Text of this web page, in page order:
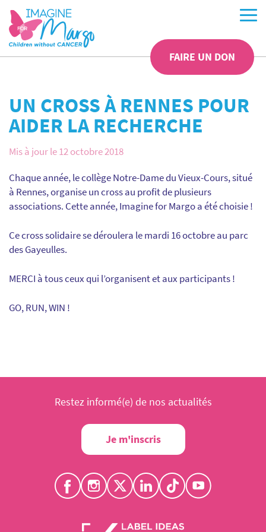
FAIRE UN DON
UN CROSS À RENNES POUR
AIDER LA RECHERCHE
Mis à jour le 12 octobre 2018
Chaque année, le collège Notre-Dame du Vieux-Cours, situé
à Rennes, organise un cross au profit de plusieurs
associations. Cette année, Imagine for Margo a été choisie !
Ce cross solidaire se déroulera le mardi 16 octobre au parc
des Gayeulles.
MERCI à tous ceux qui l’organisent et aux participants !
GO, RUN, WIN !
Restez informé(e) de nos actualités
Je m'inscris